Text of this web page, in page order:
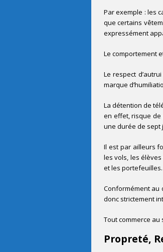
Par exemple : les
que certains
expressément
Le comportement
Le respect
marque
La détention de
en effet, risque de
une durée de sept
Il est par ailleurs
les vols, les
et les portefeuilles.
Conformément au
donc strictement
Tout commerce
Propreté,